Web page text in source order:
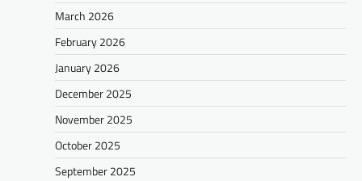
March 2026
February 2026
January 2026
December 2025
November 2025
October 2025
September 2025